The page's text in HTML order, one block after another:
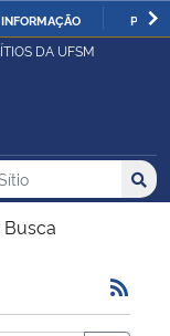
DA UFSM
no Sítio
Busca